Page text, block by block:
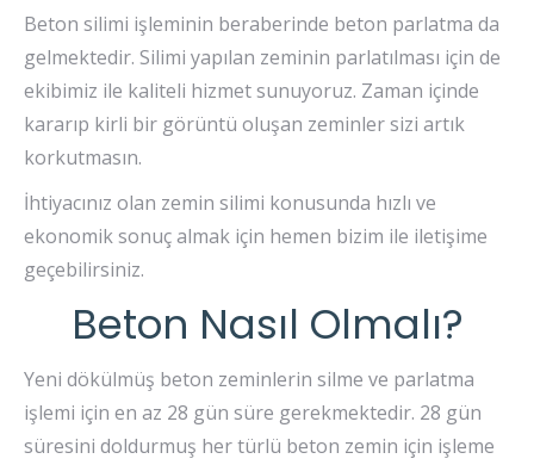
Beton silimi işleminin beraberinde beton parlatma da
gelmektedir. Silimi yapılan zeminin parlatılması için de
ekibimiz ile kaliteli hizmet sunuyoruz. Zaman içinde
kararıp kirli bir görüntü oluşan zeminler sizi artık
korkutmasın.
İhtiyacınız olan zemin silimi konusunda hızlı ve
ekonomik sonuç almak için hemen bizim ile iletişime
geçebilirsiniz.
Beton Nasıl Olmalı?
Yeni dökülmüş beton zeminlerin silme ve parlatma
işlemi için en az 28 gün süre gerekmektedir. 28 gün
süresini doldurmuş her türlü beton zemin için işleme